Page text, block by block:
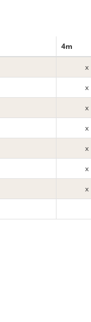
4m
x
x
x
x
x
x
x